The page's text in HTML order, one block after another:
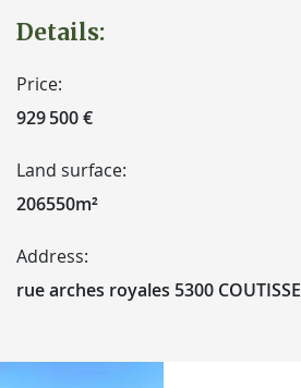
Details:
Price:
929 500 €
Land surface:
206550m²
Address:
rue arches royales 5300 COUTISSE